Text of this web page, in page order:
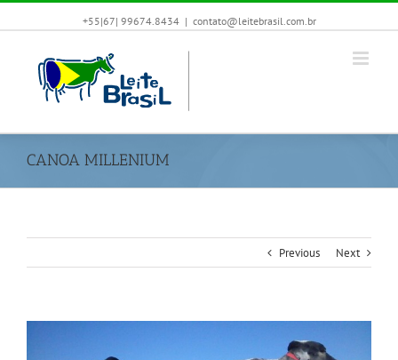
+55|67| 99674.8434 | contato@leitebrasil.com.br
CANOA MILLENIUM
Previous Next